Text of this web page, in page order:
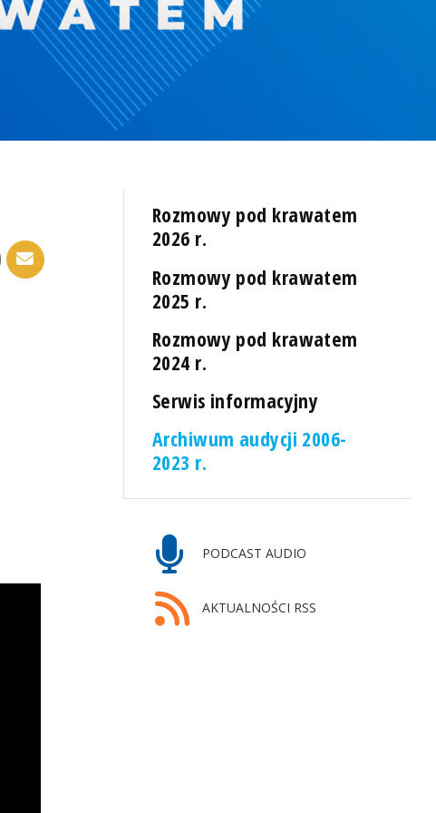
Rozmowy pod krawatem
2026 r.
Rozmowy pod krawatem
2025 r.
Rozmowy pod krawatem
2024 r.
Serwis informacyjny
Archiwum audycji 2006-
2023 r.
PODCAST AUDIO
AKTUALNOŚCI RSS